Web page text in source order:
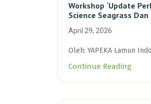
Workshop ‘Update
Science Seagrass
Kolaborasi Konservasi
April 29, 2026
Oleh: YAPEKA Lamun
Continue Reading